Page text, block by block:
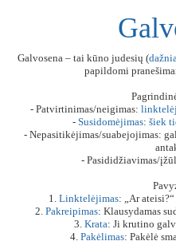
Galvosena – tai kūno judesių (
papildomi
- Patvirtinimas/neigimas:
- Susidomėjimas: šiek
- Nepasitikėjimas/suabejojimas:
- Pasididžiavimas/
1. Linktelėjimas: „Ar
2. Pakreipimas: Klausydamas
3. Krata: Ji krutino
4. Pakėlimas: Pakėlė